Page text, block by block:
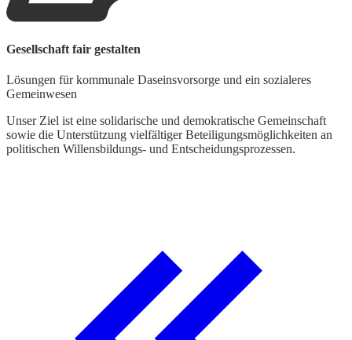
Gesellschaft fair gestalten
Lösungen für kommunale Daseinsvorsorge und ein sozialeres
Gemeinwesen
Unser Ziel ist eine solidarische und demokratische Gemeinschaft
sowie die Unterstützung vielfältiger Beteiligungsmöglichkeiten an
politischen Willensbildungs- und Entscheidungsprozessen.